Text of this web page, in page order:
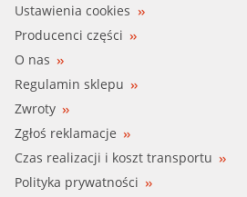
Ustawienia cookies
Producenci części
O nas
Regulamin sklepu
Zwroty
Zgłoś reklamacje
Czas realizacji i koszt transportu
Polityka prywatności